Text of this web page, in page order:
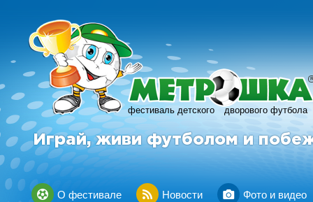
фестиваль детского дворового футбола
R
Играй, живи футболом и
О фестивале Новости Фото и видео